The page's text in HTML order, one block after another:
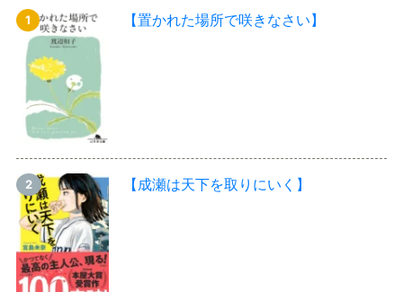
【置かれた場所で咲きなさい】
【成瀬は天下を取りにいく】